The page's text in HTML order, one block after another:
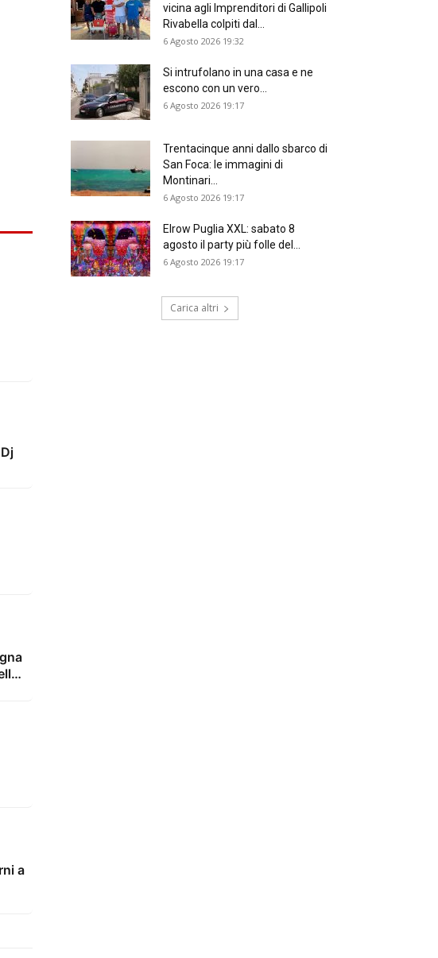
a
vicina agli Imprenditori di Gallipoli
Rivabella colpiti dal...
6 Agosto 2026 19:32
Si intrufolano in una casa e ne
escono con un vero...
6 Agosto 2026 19:17
Trentacinque anni dallo sbarco di
San Foca: le immagini di
Montinari...
6 Agosto 2026 19:17
Elrow Puglia XXL: sabato 8
agosto il party più folle del...
6 Agosto 2026 19:17
Carica altri